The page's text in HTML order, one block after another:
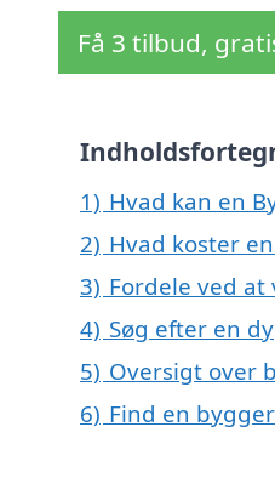
Få 3 tilbud,
1) Hvad kan en
2) Hvad koster
3) Fordele ved
4) Søg efter en
5) Oversigt over
6) Find en